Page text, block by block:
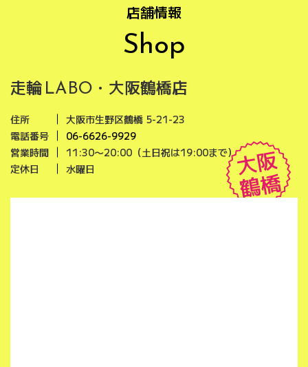
店舗情報
Shop
走輪 LABO ・大阪鶴橋店
住所
大阪市生野区鶴橋 5-21-23
電話番号
06-6626-9929
営業時間
11:30〜20:00（土日祝は19:00まで）
定休日
水曜日 大阪
鶴橋